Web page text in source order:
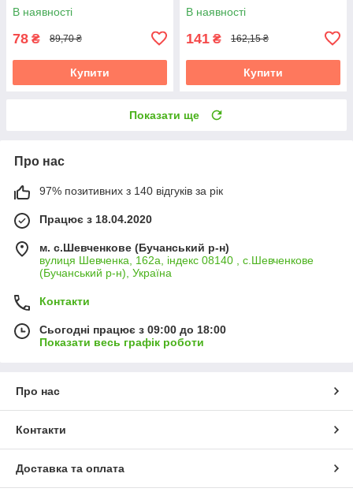
В наявності
78 ₴ 89,70 ₴
Купити
В наявності
141 ₴ 162,15 ₴
Купити
Показати ще
Про нас
97% позитивних з 140 відгуків за рік
Працює з 18.04.2020
м. с.Шевченкове (Бучанський р-н)
вулиця Шевченка, 162а, індекс 08140 , с.Шевченкове
(Бучанський р-н), Україна
Контакти
Сьогодні працює з 09:00 до 18:00
Показати весь графік роботи
Про нас
Контакти
Доставка та оплата